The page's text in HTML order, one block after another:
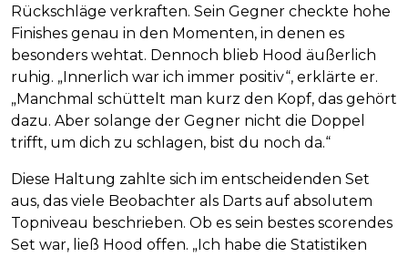
Rückschläge verkraften. Sein Gegner checkte hohe
Finishes genau in den Momenten, in denen es
besonders wehtat. Dennoch blieb Hood äußerlich
ruhig. „Innerlich war ich immer positiv“, erklärte er.
„Manchmal schüttelt man kurz den Kopf, das gehört
dazu. Aber solange der Gegner nicht die Doppel
trifft, um dich zu schlagen, bist du noch da.“
Diese Haltung zahlte sich im entscheidenden Set
aus, das viele Beobachter als Darts auf absolutem
Topniveau beschrieben. Ob es sein bestes scorendes
Set war, ließ Hood offen. „Ich habe die Statistiken